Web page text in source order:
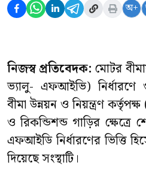
অ+
নিজস্ব প্রতিবেদক: মোটর
ভ্যালু- এফআইভি) নির্ধারণে
বীমা উন্নয়ন ও নিয়ন্ত্রণ
ও রিকন্ডিশন্ড গাড়ির
এফআইডি নির্ধারণের ভিত্তি
দিয়েছে সংস্থাটি।